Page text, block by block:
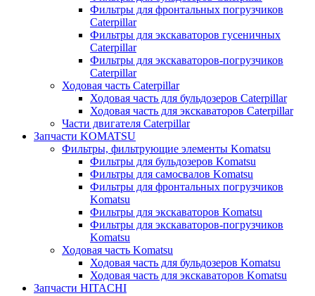
Фильтры для фронтальных погрузчиков
Caterpillar
Фильтры для экскаваторов гусеничных
Caterpillar
Фильтры для экскаваторов-погрузчиков
Caterpillar
Ходовая часть Caterpillar
Ходовая часть для бульдозеров Caterpillar
Ходовая часть для экскаваторов Caterpillar
Части двигателя Caterpillar
Запчасти KOMATSU
Фильтры, фильтрующие элементы Komatsu
Фильтры для бульдозеров Komatsu
Фильтры для самосвалов Komatsu
Фильтры для фронтальных погрузчиков
Komatsu
Фильтры для экскаваторов Komatsu
Фильтры для экскаваторов-погрузчиков
Komatsu
Ходовая часть Komatsu
Ходовая часть для бульдозеров Komatsu
Ходовая часть для экскаваторов Komatsu
Запчасти HITACHI